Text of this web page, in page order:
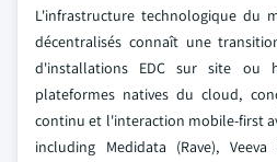
L'infrastructure technologique du
décentralisés connaît une
d'installations EDC sur site ou
plateformes natives du cloud,
continu et l'interaction mobile-first
including Medidata (Rave),